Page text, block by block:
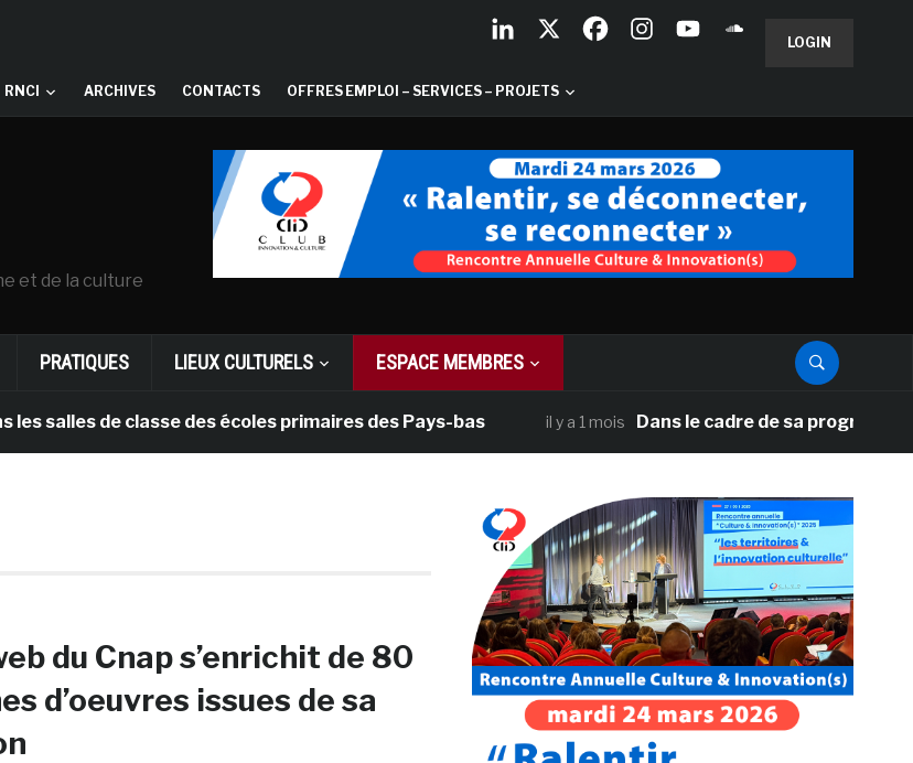
LOGIN
RNCI ARCHIVES CONTACTS OFFRES EMPLOI – SERVICES – PROJETS
et de la culture
PRATIQUES LIEUX CULTURELS ESPACE MEMBRES
de classe des écoles primaires des Pays-bas il y a 1 mois Dans le cadre de sa programmation
du Cnap s’enrichit de 80
d’oeuvres issues de sa